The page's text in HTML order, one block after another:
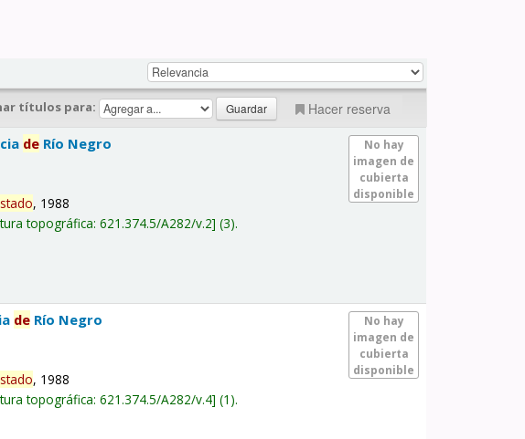
títulos para: Hacer reserva
No hay
imagen de
cubierta
disponible
de Río Negro
, 1988
topográfica:621.374.5/A282/v.2 (3).
No hay
imagen de
cubierta
disponible
de Río Negro
, 1988
topográfica:621.374.5/A282/v.4 (1).